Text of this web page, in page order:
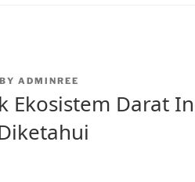
BY ADMINREE
Ekosistem Darat